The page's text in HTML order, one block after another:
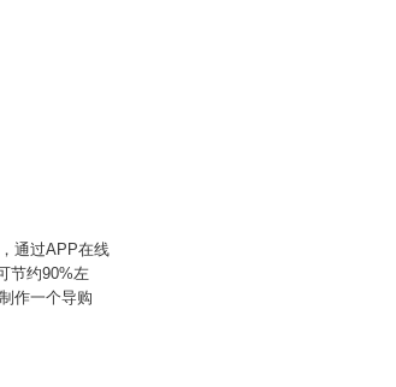
通过APP在线
节约90%左
作一个导购